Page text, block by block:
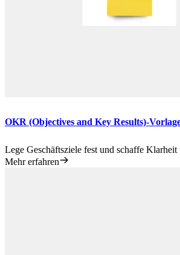
OKR (Objectives and Key Results)-
Lege Geschäftsziele fest und schaffe Klarheit
Mehr erfahren